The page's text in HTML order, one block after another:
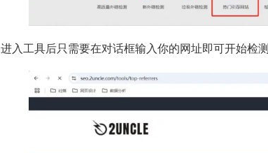
进入工具后只需要在对话框输入你的网址即可开始检测